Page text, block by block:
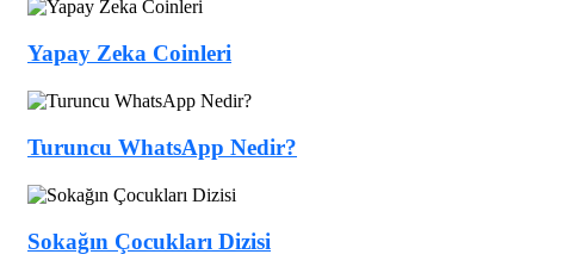
Yapay Zeka Coinleri
Turuncu WhatsApp Nedir?
Sokağın Çocukları Dizisi